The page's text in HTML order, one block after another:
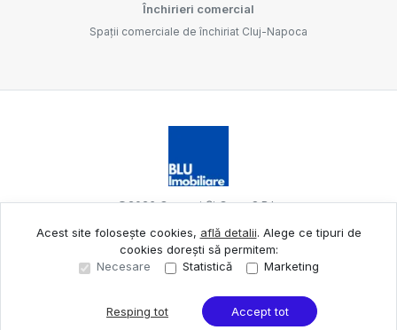
Sună acum Solicită vizionare
Închirieri comercial
Spații comerciale de închiriat Cluj-Napoca
©2026Oameni Și Case S.R.L.
Site creat în
Acest site folosește cookies, află detalii. Alege ce tipuri de
cookies dorești să permitem:
Necesare
Statistică Marketing
Resping tot Accept tot